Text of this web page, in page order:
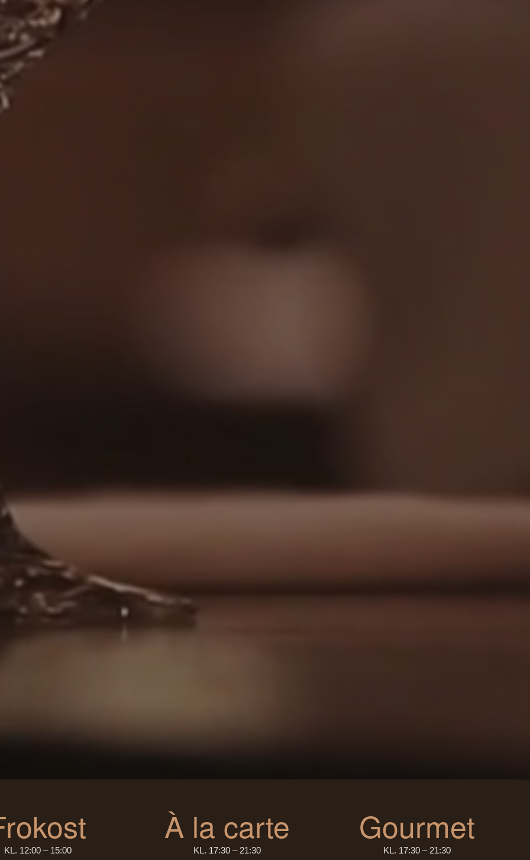
KL. 12:00 – 15:00
À la carte
KL. 17:30 – 21:30
Gourmet
KL. 17:30 – 21:30